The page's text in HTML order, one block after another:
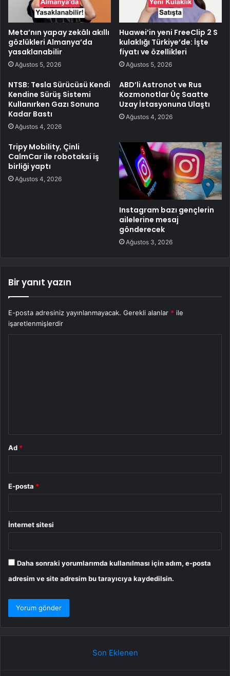
Meta’nın yapay zekâlı akıllı
gözlükleri Almanya’da
yasaklanabilir
Ağustos 5, 2026
Huawei’in yeni FreeClip 2 S
kulaklığı Türkiye’de: İşte
fiyatı ve özellikleri
Ağustos 5, 2026
NTSB: Tesla Sürücüsü Kendi
Kendine Sürüş Sistemi
Kullanırken Gazı Sonuna
Kadar Bastı
Ağustos 4, 2026
ABD’li Astronot ve Rus
Kozmonotlar Üç Saatte
Uzay İstasyonuna Ulaştı
Ağustos 4, 2026
Tripy Mobility, Çinli
CalmCar ile robotaksi iş
birliği yaptı
Ağustos 4, 2026
Instagram bazı gençlerin
ailelerine mesaj
gönderecek
Ağustos 3, 2026
Bir yanıt yazın
E-posta adresiniz yayınlanmayacak. Gerekli alanlar * ile
işaretlenmişlerdir
Ad *
E-posta *
İnternet sitesi
Daha sonraki yorumlarımda kullanılması için adım, e-posta
adresim ve site adresim bu tarayıcıya kaydedilsin.
Son Eklenen